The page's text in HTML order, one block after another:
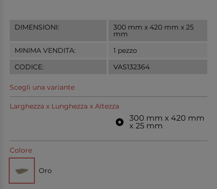
DIMENSIONI: 300 mm x 420 mm x 25
mm
MINIMA VENDITA:
1 pezzo
CODICE:
VAS132364
Scegli una variante
Larghezza x Lunghezza x Altezza
300 mm x 420 mm
x 25 mm
Colore
Oro